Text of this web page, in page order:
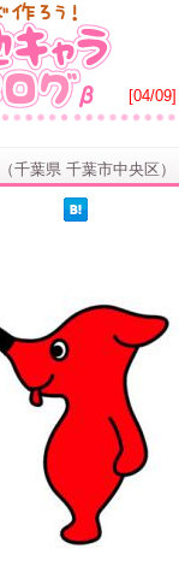
[04/09]
（千葉県 千葉市中央区）